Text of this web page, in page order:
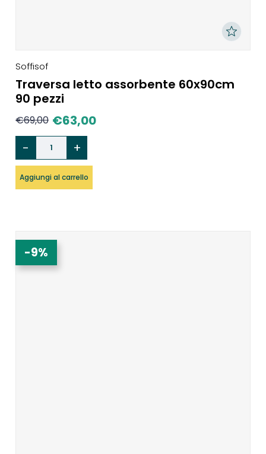
Soffisof
Traversa letto assorbente 60x90cm
90 pezzi
€69,00 €63,00
Aggiungi al carrello
-9%